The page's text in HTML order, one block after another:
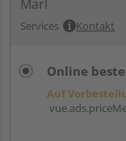
Marl
Services Kontakt
Online
Auf